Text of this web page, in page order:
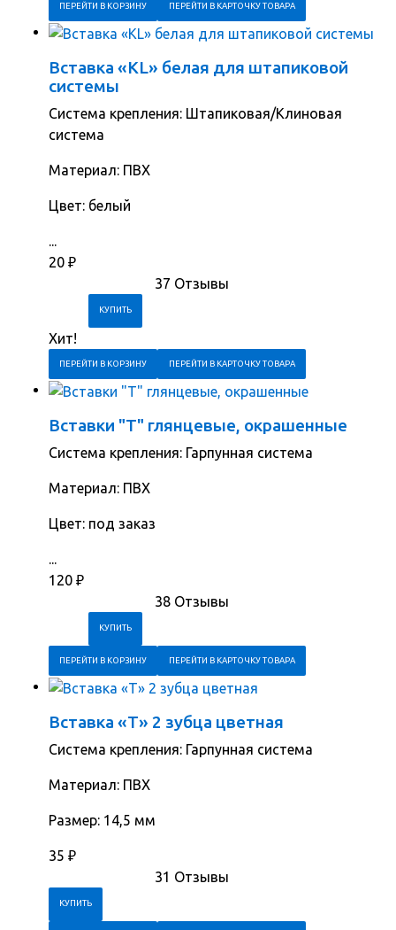
ПЕРЕЙТИ В КОРЗИНУ ПЕРЕЙТИ В КАРТОЧКУ ТОВАРА
Вставка «KL» белая для штапиковой
системы
Система крепления: Штапиковая/Клиновая
система
Материал: ПВХ
Цвет: белый
...
20 ₽
37 Отзывы
Хит!
ПЕРЕЙТИ В КОРЗИНУ ПЕРЕЙТИ В КАРТОЧКУ ТОВАРА
Вставки "Т" глянцевые, окрашенные
Система крепления: Гарпунная система
Материал: ПВХ
Цвет: под заказ
...
120 ₽
38 Отзывы
ПЕРЕЙТИ В КОРЗИНУ ПЕРЕЙТИ В КАРТОЧКУ ТОВАРА
Вставка «Т» 2 зубца цветная
Система крепления: Гарпунная система
Материал: ПВХ
Размер: 14,5 мм
35 ₽
31 Отзывы